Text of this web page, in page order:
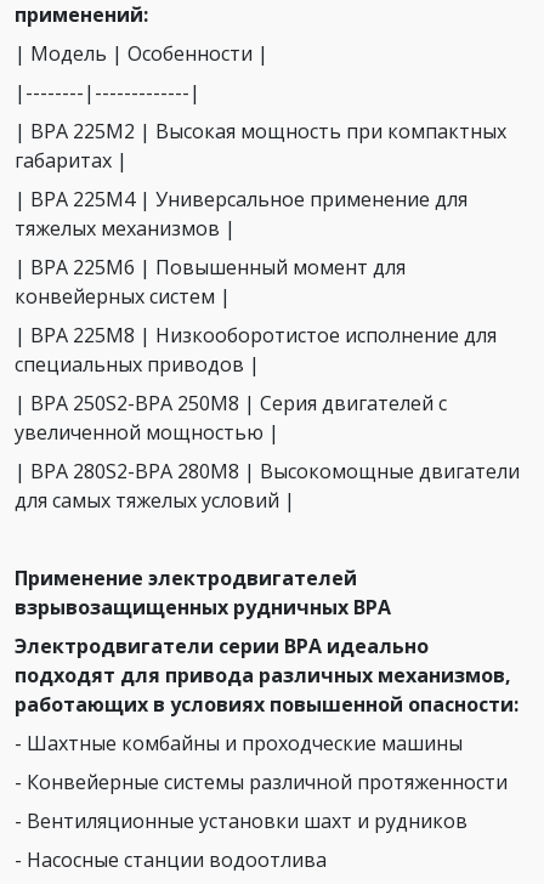
применений:
| Модель | Особенности |
|--------|-------------|
| ВРА 225М2 | Высокая мощность при компактных
габаритах |
| ВРА 225М4 | Универсальное применение для
тяжелых механизмов |
| ВРА 225М6 | Повышенный момент для
конвейерных систем |
| ВРА 225М8 | Низкооборотистое исполнение для
специальных приводов |
| ВРА 250S2-ВРА 250М8 | Серия двигателей с
увеличенной мощностью |
| ВРА 280S2-ВРА 280М8 | Высокомощные двигатели
для самых тяжелых условий |
Применение электродвигателей
взрывозащищенных рудничных ВРА
Электродвигатели серии ВРА идеально
подходят для привода различных механизмов,
работающих в условиях повышенной опасности:
- Шахтные комбайны и проходческие машины
- Конвейерные системы различной протяженности
- Вентиляционные установки шахт и рудников
- Насосные станции водоотлива